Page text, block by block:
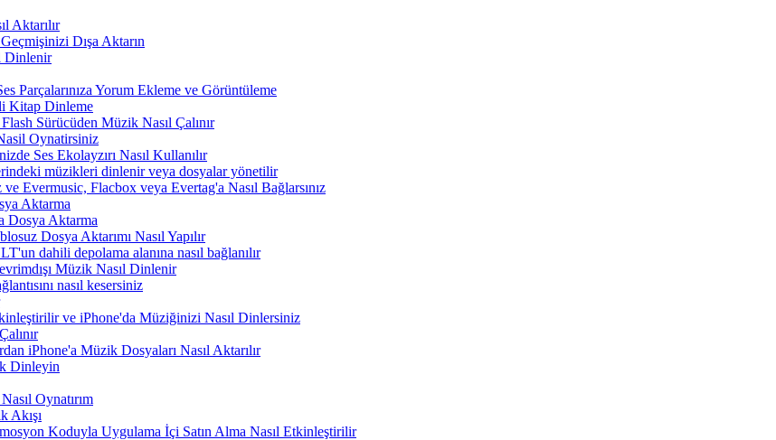
Aktarılır
Dışa Aktarın
Dinlenir
Parçalarınıza Yorum Ekleme ve Görüntüleme
Kitap Dinleme
Sürücüden Müzik Nasıl Çalınır
Oynatirsiniz
Ses Ekolayzırı Nasıl Kullanılır
müzikleri dinlenir veya dosyalar yönetilir
Evermusic, Flacbox veya Evertag'a Nasıl Bağlarsınız
Aktarma
Dosya Aktarma
Dosya Aktarımı Nasıl Yapılır
dahili depolama alanına nasıl bağlanılır
Müzik Nasıl Dinlenir
nasıl kesersiniz
ve iPhone'da Müziğinizi Nasıl Dinlersiniz
iPhone'a Müzik Dosyaları Nasıl Aktarılır
Dinleyin
Oynatırım
Akışı
Koduyla Uygulama İçi Satın Alma Nasıl Etkinleştirilir